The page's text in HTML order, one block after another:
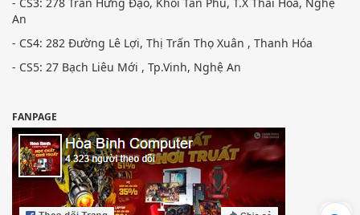
- CS3: 278 Trần Hưng Đạo, Khối Tân Phú, T.X Thái Hoà, Nghệ
An
- CS4: 282 Đường Lê Lợi, Thị Trấn Thọ Xuân , Thanh Hóa
- CS5: 27 Bạch Liêu Mới , Tp.Vinh, Nghệ An
FANPAGE